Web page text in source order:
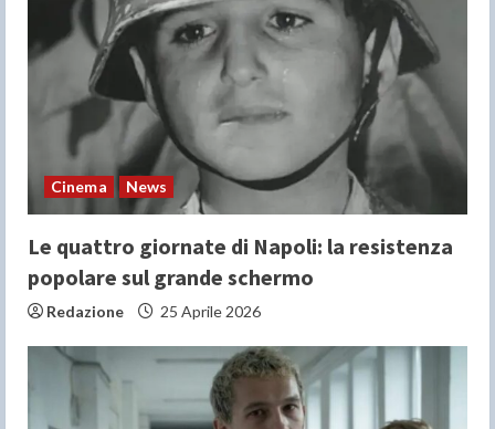
Cinema News
Le quattro giornate di Napoli: la resistenza
popolare sul grande schermo
Redazione 25 Aprile 2026